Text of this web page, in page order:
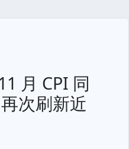
月 CPI 同
次刷新近